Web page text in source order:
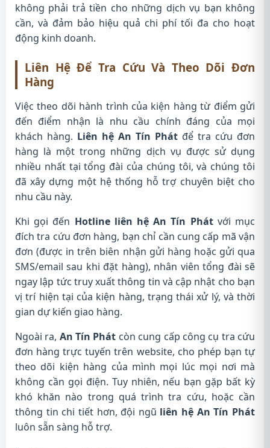
không phải trả tiền cho những dịch vụ bạn không
cần, và đảm bảo hiệu quả chi phí tối đa cho hoạt
động kinh doanh.
Liên Hệ Để Tra Cứu Và Theo Dõi Đơn
Hàng
Việc theo dõi hành trình của kiện hàng từ điểm gửi
đến điểm nhận là nhu cầu chính đáng của mọi
khách hàng. Liên hệ An Tín Phát để tra cứu đơn
hàng là một trong những dịch vụ được sử dụng
nhiều nhất tại tổng đài của chúng tôi, và chúng tôi
đã xây dựng một hệ thống hỗ trợ chuyên biệt cho
nhu cầu này.
Khi gọi đến Hotline liên hệ An Tín Phátvới mục
đích tra cứu đơn hàng, bạn chỉ cần cung cấp mã vận
đơn (được in trên biên nhận gửi hàng hoặc gửi qua
SMS/email sau khi đặt hàng), nhân viên tổng đài sẽ
ngay lập tức truy xuất thông tin và cập nhật cho bạn
vị trí hiện tại của kiện hàng, trạng thái xử lý, và thời
gian dự kiến giao hàng.
Ngoài ra, An Tín Phát còn cung cấp công cụ tra cứu
đơn hàng trực tuyến trên website, cho phép bạn tự
theo dõi kiện hàng của mình mọi lúc mọi nơi mà
không cần gọi điện. Tuy nhiên, nếu bạn gặp bất kỳ
khó khăn nào trong quá trình tra cứu, hoặc cần
thông tin chi tiết hơn, đội ngũ liên hệ An Tín Phát
luôn sẵn sàng hỗ trợ.